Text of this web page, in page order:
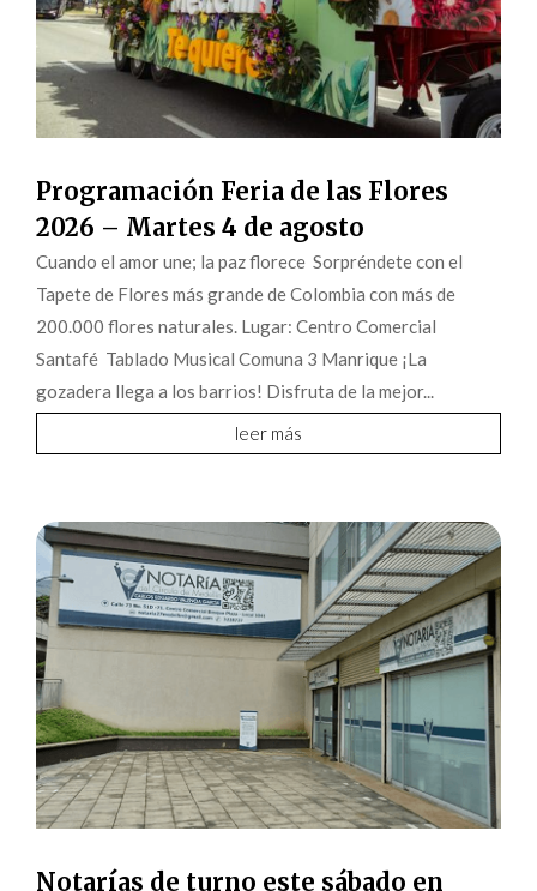
Programación Feria de las Flores
2026 – Martes 4 de agosto
Cuando el amor une; la paz florece Sorpréndete con el
Tapete de Flores más grande de Colombia con más de
200.000 flores naturales. Lugar: Centro Comercial
Santafé Tablado Musical Comuna 3 Manrique ¡La
gozadera llega a los barrios! Disfruta de la mejor...
leer más
Notarías de turno este sábado en